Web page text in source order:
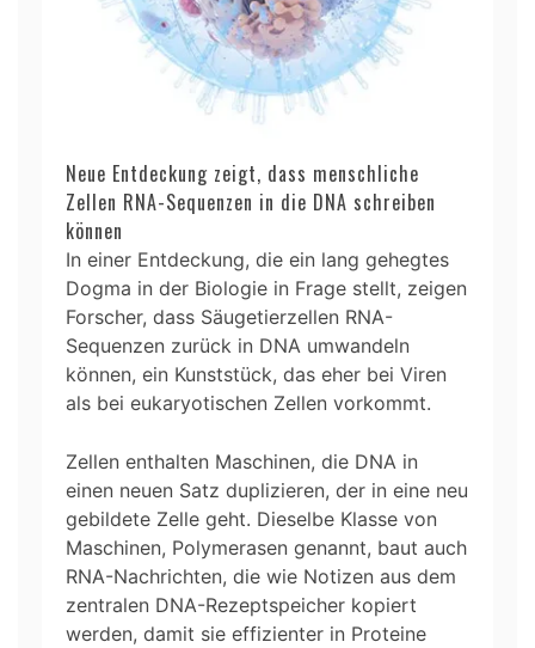
Neue Entdeckung zeigt, dass menschliche
Zellen RNA-Sequenzen in die DNA schreiben
können
In einer Entdeckung, die ein lang gehegtes
Dogma in der Biologie in Frage stellt, zeigen
Forscher, dass Säugetierzellen RNA-
Sequenzen zurück in DNA umwandeln
können, ein Kunststück, das eher bei Viren
als bei eukaryotischen Zellen vorkommt.
Zellen enthalten Maschinen, die DNA in
einen neuen Satz duplizieren, der in eine neu
gebildete Zelle geht. Dieselbe Klasse von
Maschinen, Polymerasen genannt, baut auch
RNA-Nachrichten, die wie Notizen aus dem
zentralen DNA-Rezeptspeicher kopiert
werden, damit sie effizienter in Proteine